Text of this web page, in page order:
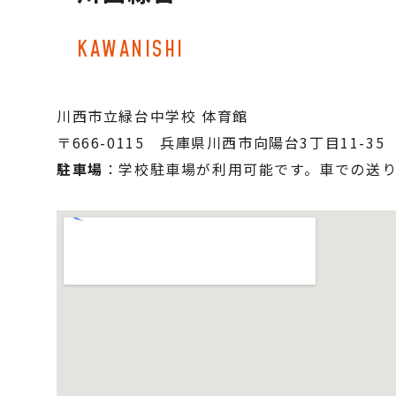
KAWANISHI
川西市立緑台中学校 体育館
〒666-0115　兵庫県川西市向陽台3丁目11-35
駐車場 ：学校駐車場が利用可能です。車での送